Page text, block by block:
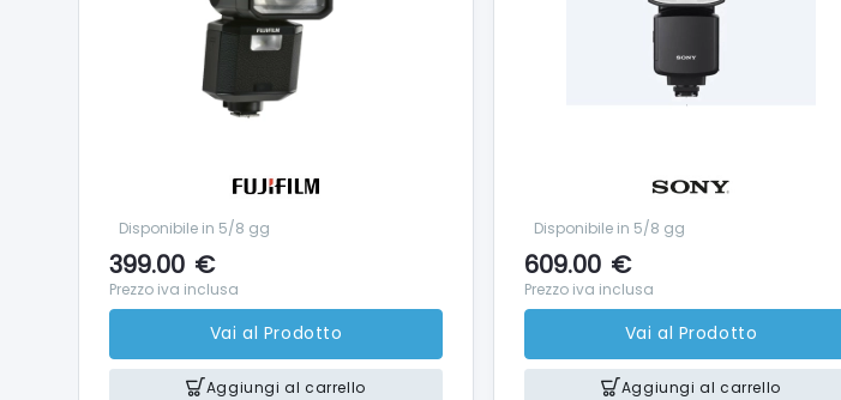
Disponibile in 5/8 gg
399.00 €
Prezzo iva inclusa
Vai al Prodotto
Aggiungi al carrello
Disponibile in 5/8 gg
609.00 €
Prezzo iva inclusa
Vai al Prodotto
Aggiungi al carrello